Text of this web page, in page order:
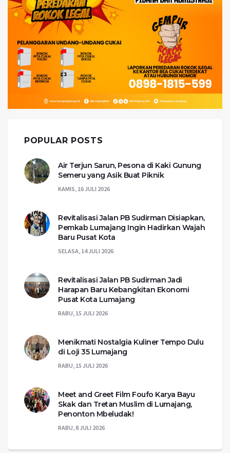
POPULAR POSTS
Air Terjun Sarun, Pesona di Kaki Gunung
Semeru yang Asik Buat Piknik
KAMIS, 16 JULI 2026
Revitalisasi Jalan PB Sudirman Disiapkan,
Pemkab Lumajang Ingin Hadirkan Wajah
Baru Pusat Kota
SELASA, 14 JULI 2026
Revitalisasi Jalan PB Sudirman Jadi
Harapan Baru Kebangkitan Ekonomi
Pusat Kota Lumajang
RABU, 15 JULI 2026
Menikmati Nostalgia Kuliner Tempo Dulu
di Loji 35 Lumajang
RABU, 15 JULI 2026
Meet and Greet Film Foufo Karya Bayu
Skak dan Tretan Muslim di Lumajang,
Penonton Mbeludak!
RABU, 8 JULI 2026